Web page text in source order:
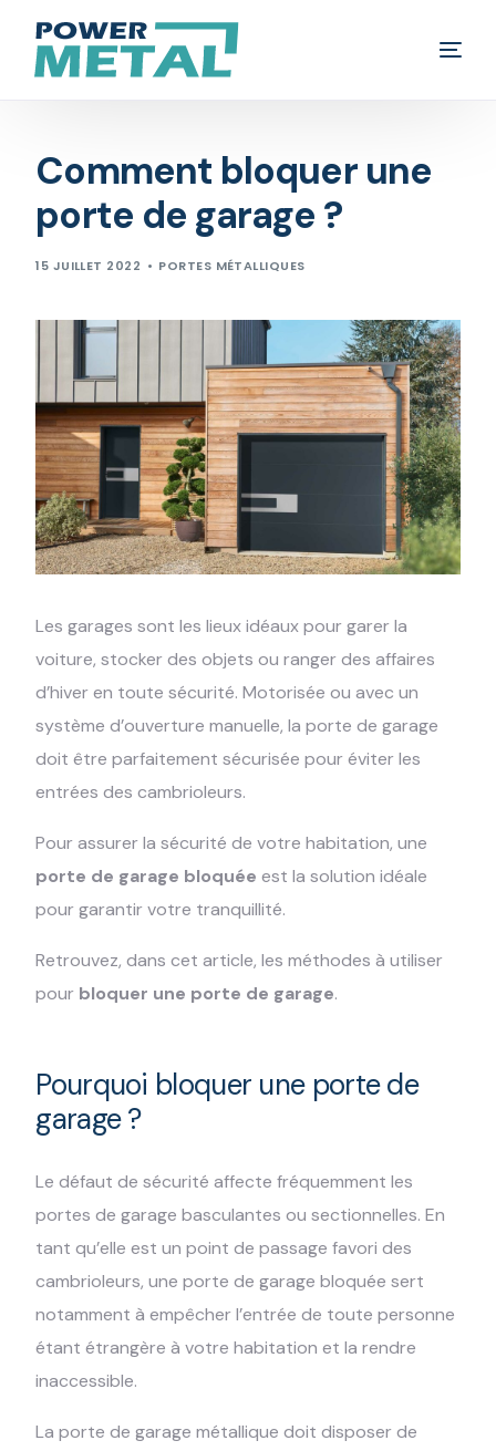
Comment bloquer une
porte de garage ?
15 JUILLET 2022 PORTES MÉTALLIQUES
Les garages sont les lieux idéaux pour garer la
voiture, stocker des objets ou ranger des affaires
d’hiver en toute sécurité. Motorisée ou avec un
système d’ouverture manuelle, la porte de garage
doit être parfaitement sécurisée pour éviter les
entrées des cambrioleurs.
Pour assurer la sécurité de votre habitation, une
porte de garage bloquée est la solution idéale
pour garantir votre tranquillité.
Retrouvez, dans cet article, les méthodes à utiliser
pour bloquer une porte de garage.
Pourquoi bloquer une porte de
garage ?
Le défaut de sécurité affecte fréquemment les
portes de garage basculantes ou sectionnelles. En
tant qu’elle est un point de passage favori des
cambrioleurs, une porte de garage bloquée sert
notamment à empêcher l’entrée de toute personne
étant étrangère à votre habitation et la rendre
inaccessible.
La porte de garage métallique doit disposer de
Volet roulant
Porte de garage
Contact